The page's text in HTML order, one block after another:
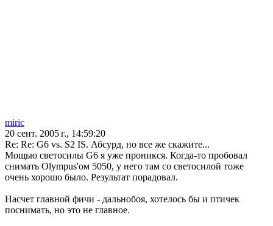
miric
20 сент. 2005 г., 14:59:20
Re: Re: G6 vs. S2 IS. Абсурд, но все же скажите...
Мощью светосилы G6 я уже проникся. Когда-то пробовал
снимать Olympus'ом 5050, у него там со светосилой тоже
очень хорошо было. Результат порадовал.
Насчет главной фичи - дальнобоя, хотелось бы и птичек
поснимать, но это не главное.